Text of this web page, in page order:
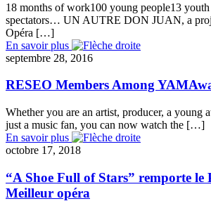
18 months of work100 young people13 youth
spectators… UN AUTRE DON JUAN, a
Opéra […]
En savoir plus
septembre 28, 2016
RESEO Members Among
Whether you are an artist, producer, a young
just a music fan, you can now watch the […]
En savoir plus
octobre 17, 2018
“A Shoe Full of Stars” remporte le
Meilleur opéra